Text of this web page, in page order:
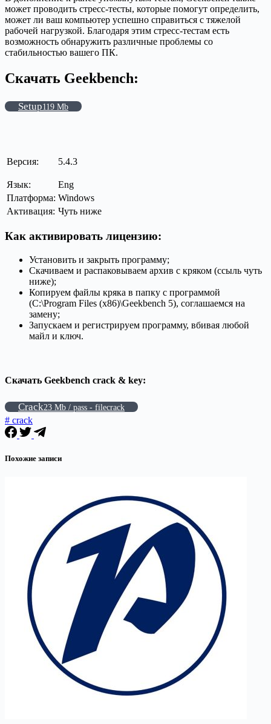
может проводить стресс-тесты, которые помогут определить,
может ли ваш компьютер успешно справиться с тяжелой
рабочей нагрузкой. Благодаря этим стресс-тестам есть
возможность обнаружить различные проблемы со
стабильностью вашего ПК.
Скачать Geekbench:
Setup119 Mb
Версия: 5.4.3
Язык:
Eng
Платформа: Windows
Активация: Чуть ниже
Как активировать лицензию:
Установить и закрыть программу;
Скачиваем и распаковываем архив с кряком (ссыль чуть
ниже);
Копируем файлы кряка в папку с программой
(C:\Program Files (x86)\Geekbench 5), соглашаемся на
замену;
Запускаем и регистрируем программу, вбивая любой
майл и ключ.
Скачать Geekbench crack & key:
Crack23 Mb / pass - filecrack
# crack
Похожие записи